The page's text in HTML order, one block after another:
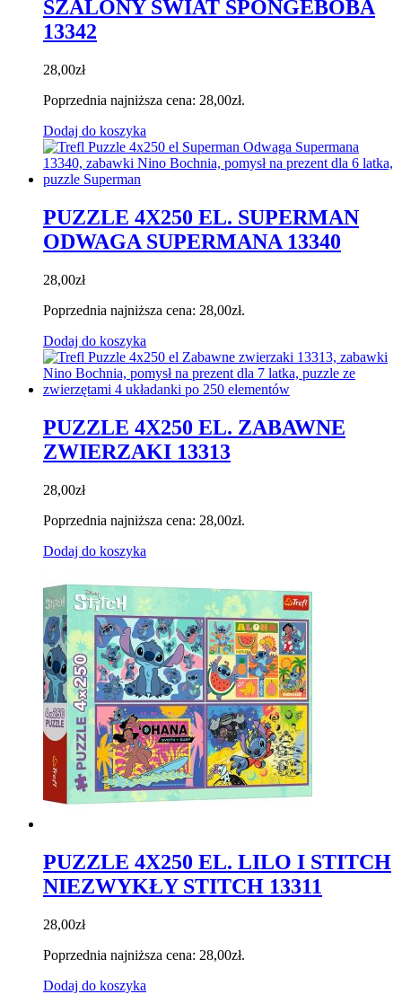
SZALONY ŚWIAT SPONGEBOBA
13342
28,00zł
Poprzednia najniższa cena: 28,00zł.
Dodaj do koszyka
PUZZLE 4X250 EL. SUPERMAN
ODWAGA SUPERMANA 13340
28,00zł
Poprzednia najniższa cena: 28,00zł.
Dodaj do koszyka
PUZZLE 4X250 EL. ZABAWNE
ZWIERZAKI 13313
28,00zł
Poprzednia najniższa cena: 28,00zł.
Dodaj do koszyka
PUZZLE 4X250 EL. LILO I STITCH
NIEZWYKŁY STITCH 13311
28,00zł
Poprzednia najniższa cena: 28,00zł.
Dodaj do koszyka